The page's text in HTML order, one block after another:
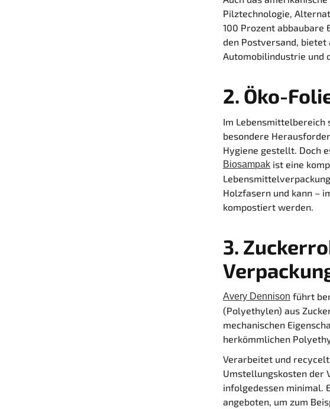
Pilztechnologie,
100 Prozent
den Postversand,
Automobilindustrie und
2. Öko-
Im Lebensmittelbereich
besondere
Hygiene gestellt. Doch
Biosampak ist eine
Holzfasern und kann –
kompostiert werden.
3.
Avery Dennison führt
(Polyethylen) aus
mechanischen
herkömmlichen
Verarbeitet und
Umstellungskosten der
infolgedessen minimal.
angeboten, um zum